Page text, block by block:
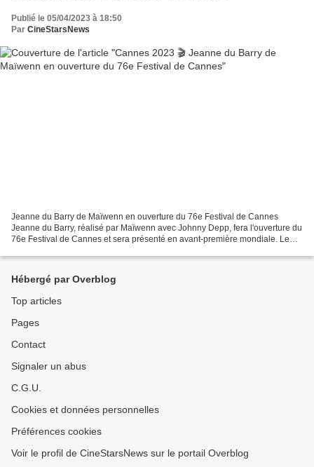
Publié le 05/04/2023 à 18:50
Par CineStarsNews
Jeanne du Barry de Maïwenn en ouverture du 76e Festival de Cannes
Jeanne du Barry, réalisé par Maïwenn avec Johnny Depp, fera l'ouverture du
76e Festival de Cannes et sera présenté en avant-première mondiale. Le
Hébergé par Overblog
Top articles
Pages
Contact
Signaler un abus
C.G.U.
Cookies et données personnelles
Préférences cookies
Voir le profil de CineStarsNews sur le portail Overblog